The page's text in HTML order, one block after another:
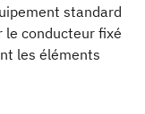
standard
le conducteur fixé
les éléments